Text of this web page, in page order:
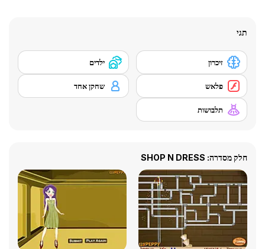
תגי
זיכרון ילדים
פלאש שחקן אחד
תלבושות
חלק מסדרה: SHOP N DRESS